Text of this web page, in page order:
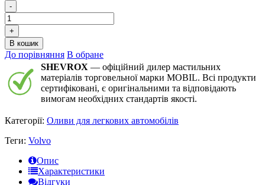
-
+
В кошик
До порівняння В обране
SHEVROX — офіційний дилер мастильних
матеріалів торговельної марки MOBIL. Всі продукти
сертифіковані, є оригінальними та відповідають
вимогам необхідних стандартів якості.
Категорії: Оливи для легкових автомобілів
Теги: Volvo
Опис
Характеристики
Відгуки